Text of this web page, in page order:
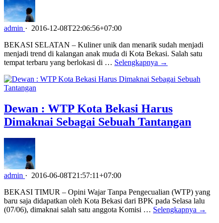
admin · 2016-12-08T22:06:56+07:00
BEKASI SELATAN – Kuliner unik dan menarik sudah menjadi
menjadi trend di kalangan anak muda di Kota Bekasi. Salah satu
tempat terbaru yang berlokasi di … Selengkapnya →
Dewan : WTP Kota Bekasi Harus
Dimaknai Sebagai Sebuah Tantangan
admin · 2016-06-08T21:57:11+07:00
BEKASI TIMUR – Opini Wajar Tanpa Pengecualian (WTP) yang
baru saja didapatkan oleh Kota Bekasi dari BPK pada Selasa lalu
(07/06), dimaknai salah satu anggota Komisi … Selengkapnya →